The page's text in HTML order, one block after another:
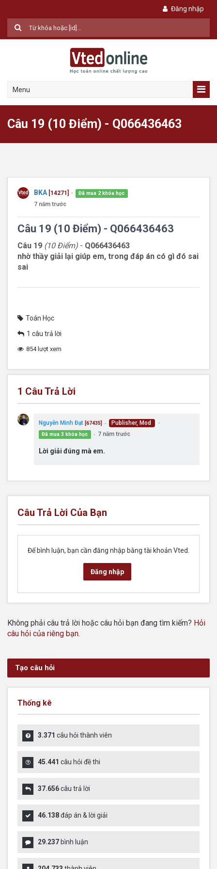
Đăng nhập
Menu
Câu 19 (10 Điểm) - Q066436463
BKA [14271] ● Đã mua 2 khóa học
7 năm trước
Câu 19 (10 Điểm) - Q066436463
Câu 19 (10 Điểm) - Q066436463
nhờ thầy giải lại giúp em, trong đáp án có gì đó sai
sai
Toán Học
1 câu trả lời
854 lượt xem
1 Câu Trả Lời
Nguyễn Minh Đạt [67435] ● Publisher, Mod ●
Đã mua 3 khóa học ● 7 năm trước
Lời giải đúng mà em.
Câu Trả Lời Của Bạn
Để bình luận, bạn cần đăng nhập bằng tài khoản Vted.
Đăng nhập
Không phải câu trả lời hoặc câu hỏi bạn đang tìm kiếm? Hỏi
câu hỏi của riêng bạn.
Tạo câu hỏi
Thống kê
3.371 câu hỏi thành viên
45.441 câu hỏi đề thi
37.656câu trả lời
46.138đáp án & lời giải
29.237 bình luận